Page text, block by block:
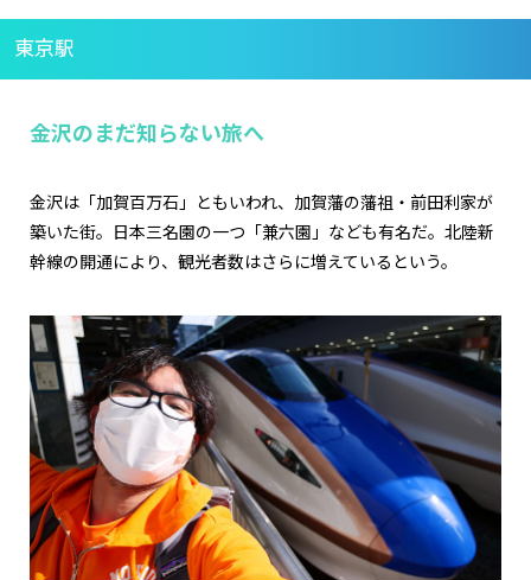
東京駅
金沢のまだ知らない旅へ
金沢は「加賀百万石」ともいわれ、加賀藩の藩祖・前田利家が
築いた街。日本三名園の一つ「兼六園」なども有名だ。北陸新
幹線の開通により、観光者数はさらに増えているという。